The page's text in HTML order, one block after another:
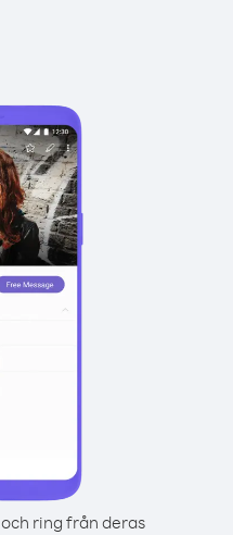
ring från deras